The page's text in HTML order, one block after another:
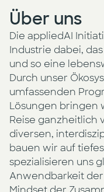
KI Strategie &
KI Enablement
KI Entwicklung
Blog
Karriere
Presse
Events
Newsletter
Über uns
Die appliedAI
Industrie dabei,
und so eine
Durch unser
umfassenden
Lösungen bringen
Reise ganzheitlich
diversen,
bauen wir auf
spezialisieren uns
Anwendbarkeit